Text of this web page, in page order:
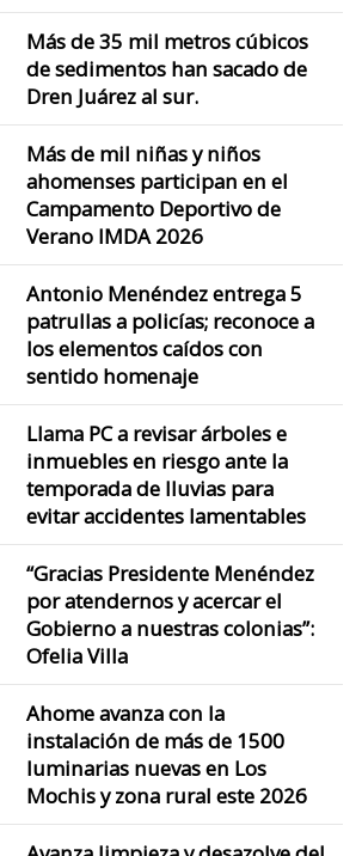
Más de 35 mil metros cúbicos
de sedimentos han sacado de
Dren Juárez al sur.
Más de mil niñas y niños
ahomenses participan en el
Campamento Deportivo de
Verano IMDA 2026
Antonio Menéndez entrega 5
patrullas a policías; reconoce a
los elementos caídos con
sentido homenaje
Llama PC a revisar árboles e
inmuebles en riesgo ante la
temporada de lluvias para
evitar accidentes lamentables
“Gracias Presidente Menéndez
por atendernos y acercar el
Gobierno a nuestras colonias”:
Ofelia Villa
Ahome avanza con la
instalación de más de 1500
luminarias nuevas en Los
Mochis y zona rural este 2026